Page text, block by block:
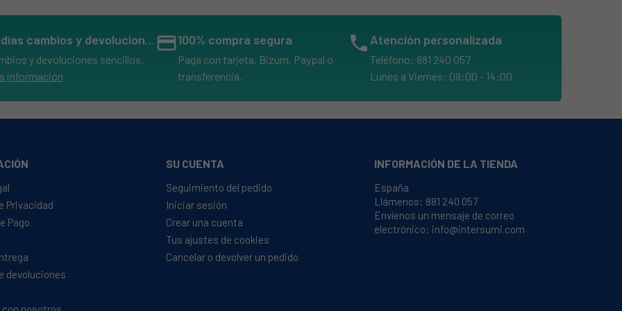
14 días cambios y devoluciones
y devoluciones sencillos.
información
credit_card100% compra segura
Paga con tarjeta, Bizum, Paypal o
transferencia.
phone Atención personalizada
Teléfono: 881 240 057
Lunes a Viernes: 09:00 - 14:00
Privacidad
Pago
devoluciones
SU CUENTA
Seguimiento del pedido
Iniciar sesión
Crear una cuenta
Tus ajustes de cookies
Cancelar o devolver un pedido
INFORMACIÓN DE LA TIENDA
España
Llámenos: 881 240 057
Envíenos un mensaje de correo
electrónico: info@intersumi.com